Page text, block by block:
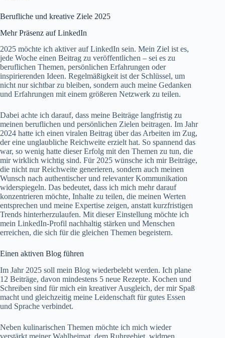
Berufliche und kreative Ziele 2025
Mehr Präsenz auf LinkedIn
2025 möchte ich aktiver auf LinkedIn sein. Mein Ziel ist es,
jede Woche einen Beitrag zu veröffentlichen – sei es zu
beruflichen Themen, persönlichen Erfahrungen oder
inspirierenden Ideen. Regelmäßigkeit ist der Schlüssel, um
nicht nur sichtbar zu bleiben, sondern auch meine Gedanken
und Erfahrungen mit einem größeren Netzwerk zu teilen.
Dabei achte ich darauf, dass meine Beiträge langfristig zu
meinen beruflichen und persönlichen Zielen beitragen. Im Jahr
2024 hatte ich einen viralen Beitrag über das Arbeiten im Zug,
der eine unglaubliche Reichweite erzielt hat. So spannend das
war, so wenig hatte dieser Erfolg mit den Themen zu tun, die
mir wirklich wichtig sind. Für 2025 wünsche ich mir Beiträge,
die nicht nur Reichweite generieren, sondern auch meinen
Wunsch nach authentischer und relevanter Kommunikation
widerspiegeln. Das bedeutet, dass ich mich mehr darauf
konzentrieren möchte, Inhalte zu teilen, die meinen Werten
entsprechen und meine Expertise zeigen, anstatt kurzfristigen
Trends hinterherzulaufen. Mit dieser Einstellung möchte ich
mein LinkedIn-Profil nachhaltig stärken und Menschen
erreichen, die sich für die gleichen Themen begeistern.
Einen aktiven Blog führen
Im Jahr 2025 soll mein Blog wiederbelebt werden. Ich plane
12 Beiträge, davon mindestens 5 neue Rezepte. Kochen und
Schreiben sind für mich ein kreativer Ausgleich, der mir Spaß
macht und gleichzeitig meine Leidenschaft für gutes Essen
und Sprache verbindet.
Neben kulinarischen Themen möchte ich mich wieder